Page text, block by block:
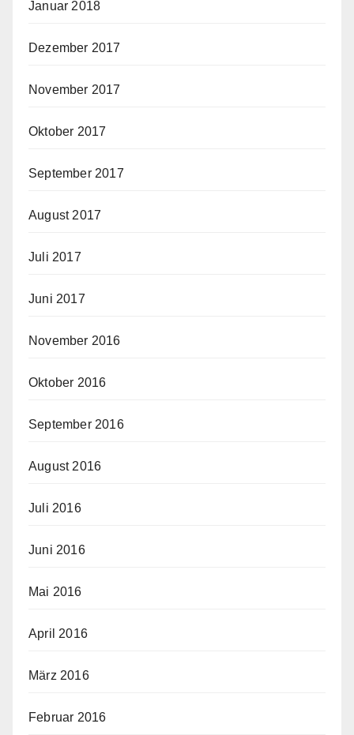
Januar 2018
Dezember 2017
November 2017
Oktober 2017
September 2017
August 2017
Juli 2017
Juni 2017
November 2016
Oktober 2016
September 2016
August 2016
Juli 2016
Juni 2016
Mai 2016
April 2016
März 2016
Februar 2016